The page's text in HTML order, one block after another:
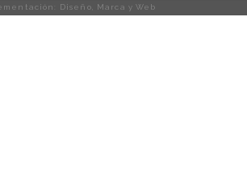
Diseño, Marca y Web